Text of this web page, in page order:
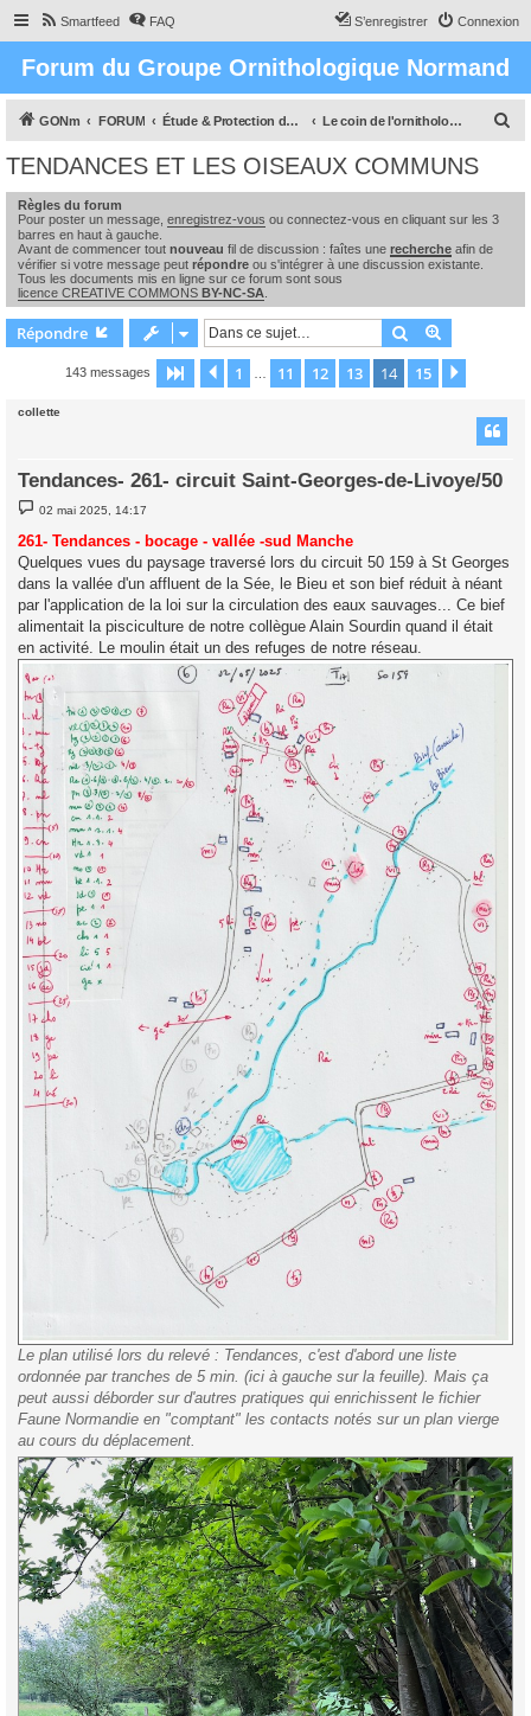
Smartfeed FAQ Connexion
S’enregistrer
Forum du Groupe Ornithologique Normand
GONm FORUM Étude & Protection des Oiseaux et de leurs milieux en Normandie Le coin de l'ornithologue : observations, études & enquêtes
TENDANCES ET LES OISEAUX COMMUNS
Règles du forum
Pour poster un message, enregistrez-vous ou connectez-vous en cliquant sur les 3
barres en haut à gauche.
Avant de commencer tout nouveau fil de discussion : faîtes une recherche afin de
vérifier si votre message peut répondre ou s'intégrer à une discussion existante.
Tous les documents mis en ligne sur ce forum sont sous
licence CREATIVE COMMONS BY-NC-SA
Répondre Rechercher
143 messages Page 14 sur 15
Précédente
1 11 12 13 14 15
collette
Tendances- 261- circuit Saint-Georges-de-Livoye/50
M
e
s
s
a
e
02 mai 2025, 14:17
261- Tendances - bocage - vallée -sud Manche
Quelques vues du paysage traversé lors du circuit 50 159 à St Georges
dans la vallée d'un affluent de la Sée, le Bieu et son bief réduit à néant
par l'application de la loi sur la circulation des eaux sauvages... Ce bief
alimentait la pisciculture de notre collègue Alain Sourdin quand il était
en activité. Le moulin était un des refuges de notre réseau.
Le plan utilisé lors du relevé : Tendances, c'est d'abord une liste
ordonnée par tranches de 5 min. (ici à gauche sur la feuille). Mais ça
peut aussi déborder sur d'autres pratiques qui enrichissent le fichier
Faune Normandie en "comptant" les contacts notés sur un plan vierge
au cours du déplacement.